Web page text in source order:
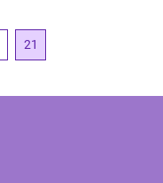
21